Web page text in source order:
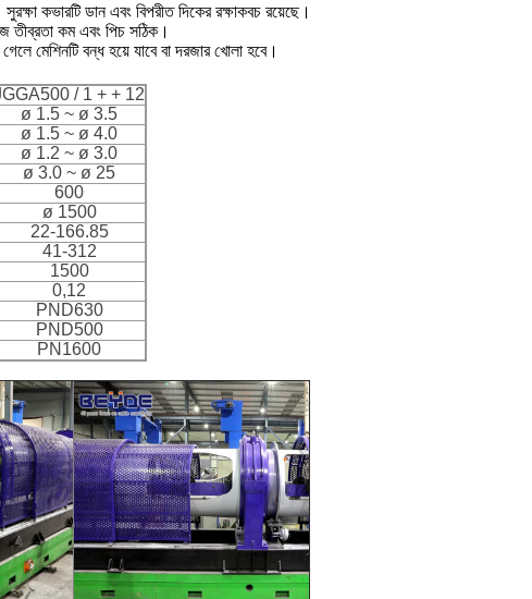
কভারটি ডান এবং বিপরীত দিকের রক্ষাকবচ রয়েছে।
তীব্রতা কম এবং পিচ সঠিক।
মেশিনটি বন্ধ হয়ে যাবে বা দরজার খোলা হবে।
/ 1 + + 12
ø 1.5 ~ ø 3.5
ø 1.5 ~ ø 4.0
ø 1.2 ~ ø 3.0
ø 3.0 ~ ø 25
600
ø 1500
22-166.85
41-312
1500
0,12
PND630
PND500
PN1600